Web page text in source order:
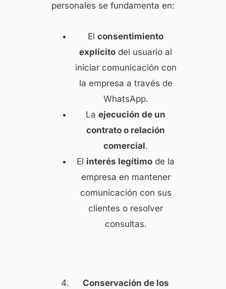
personales se fundamenta en:
Elconsentimiento
explícito del usuario al
iniciar comunicación con
la empresa a través de
WhatsApp.
Laejecución de un
contrato o relación
comercial.
El interés legítimo de la
empresa en mantener
comunicación con sus
clientes o resolver
consultas.
Conservación de los